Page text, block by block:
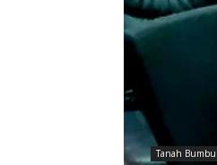
Tanah Bumbu